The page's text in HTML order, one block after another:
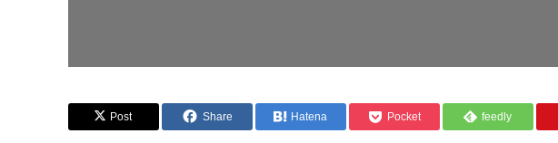
Post Share Hatena Pocket feedly